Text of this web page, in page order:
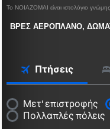
Το ΝΟΙΑΖΟΜΑΙ είναι ιστολόγιο γνώμης
ΒΡΕΣ ΑΕΡΟΠΛΑΝΟ,